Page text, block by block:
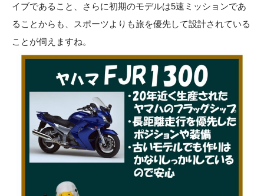
イブであること、さらに初期のモデルは5速ミッションであ
ることからも、スポーツよりも旅を優先して設計されている
ことが伺えますね。